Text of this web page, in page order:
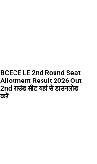
BCECE LE 2nd Round Seat
Allotment Result 2026 Out
2nd राउंड सीट यहां से डाउनलोड
करें